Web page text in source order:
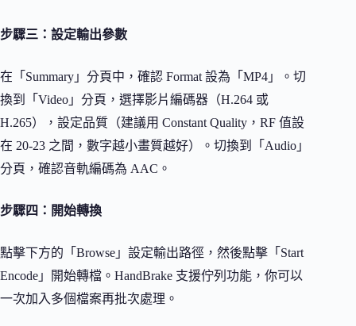
步驟三：設定輸出參數
在「Summary」分頁中，確認 Format 設為「MP4」。切
換到「Video」分頁，選擇影片編碼器（H.264 或
H.265），設定品質（建議用 Constant Quality，RF 值設
在 20-23 之間，數字越小畫質越好）。切換到「Audio」
分頁，確認音軌編碼為 AAC。
步驟四：開始轉換
點擊下方的「Browse」設定輸出路徑，然後點擊「Start
Encode」開始轉檔。HandBrake 支援佇列功能，你可以
一次加入多個檔案再批次處理。